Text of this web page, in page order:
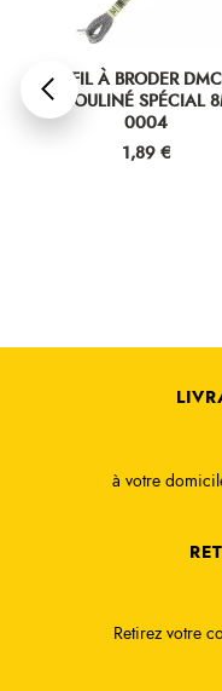
FIL À BRODER DMC
MOULINÉ SPÉCIAL
0004
Prix
1,89 €
à votre
Retirez votre